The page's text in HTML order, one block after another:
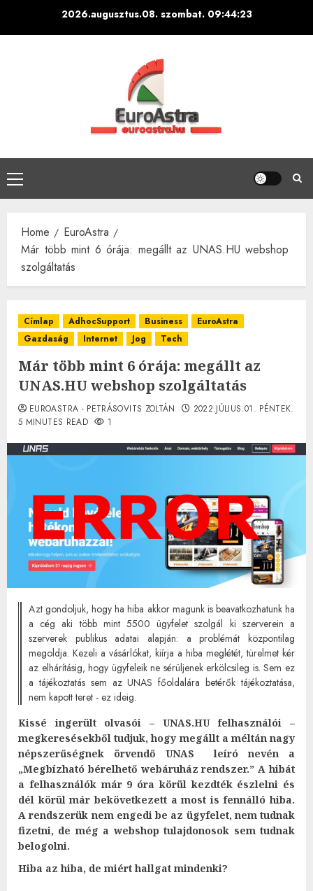
2026.augusztus.08. szombat. 09:44:24
Primary
Menu
Home
EuroAstra
Már több mint 6 órája: megállt az UNAS.HU webshop
szolgáltatás
Címlap AdhocSupport Business
EuroAstra
Gazdaság
Internet Jog Tech
Már több mint 6 órája: megállt az
UNAS.HU webshop szolgáltatás
EUROASTRA - PETRÁSOVITS ZOLTÁN
2022.JÚLIUS.01. PÉNTEK.
5 MINUTES READ
1
Azt gondoljuk, hogy ha hiba akkor magunk is beavatkozhatunk ha
a cég aki több mint 5500 ügyfelet szolgál ki szerverein a
szerverek publikus adatai alapján: a problémát központilag
megoldja. Kezeli a vásárlókat, kiírja a hiba meglétét, türelmet kér
az elhárításig, hogy ügyfeleik ne sérüljenek erkölcsileg is. Sem ez
a tájékoztatás sem az UNAS főoldalára betérők tájékoztatása,
nem kapott teret - ez ideig.
Kissé ingerült olvasói – UNAS.HU felhasználói –
megkeresésekből tudjuk, hogy megállt a méltán nagy
népszerűségnek örvendő UNAS leíró nevén a
„Megbízható bérelhető webáruház rendszer.” A hibát
a felhasználók már 9 óra körül kezdték észlelni és
dél körül már bekövetkezett a most is fennálló hiba.
A rendszerük nem engedi be az ügyfelet, nem tudnak
fizetni, de még a webshop tulajdonosok sem tudnak
belogolni.
Hiba az hiba, de miért hallgat mindenki?